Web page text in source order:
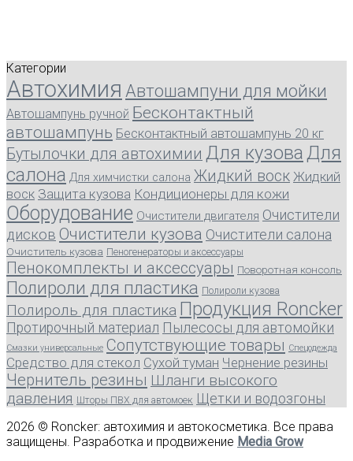
Категории
Автохимия Автошампуни для мойки
Автошампунь ручной Бесконтактный
автошампунь Бесконтактный автошампунь 20 кг
Бутылочки для автохимии Для кузоваДля
салона Для химчистки салона Жидкий воск Жидкий
воск Защита кузова Кондиционеры для кожи
Оборудование Очистители двигателя Очистители
дисков Очистители кузова Очистители салона
Очиститель кузова Пеногенераторы и аксессуары
Пенокомплекты и аксессуары Поворотная консоль
Полироли для пластика Полироли кузова
Полироль для пластика Продукция Roncker
Протирочный материал Пылесосы для автомойки
Смазки универсальные Сопутствующие товары Спецодежда
Средство для стекол Сухой туман Чернение резины
Чернитель резины Шланги высокого
давления Шторы ПВХ для автомоек Щетки и водозгоны
2026 © Roncker: автохимия и автокосметика. Все права
защищены. Разработка и продвижение Media Grow